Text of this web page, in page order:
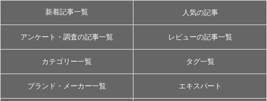
新着記事一覧 人気の記事
アンケート・調査の記事一覧 レビューの記事一覧
カテゴリー一覧 タグ一覧
ブランド・メーカー一覧 エキスパート